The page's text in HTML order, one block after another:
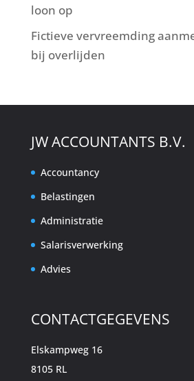
loon op
Fictieve vervreemding
bij overlijden
JW ACCOUNTANTS B.V.
Accountancy
Belastingen
Administratie
Salarisverwerking
Advies
CONTACTGEGEVENS
Elskampweg 16
8105 RL